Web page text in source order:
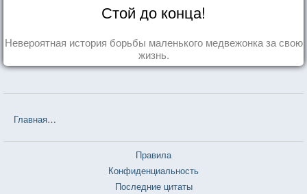
Стой до конца!
Невероятная история борьбы маленького медвежонка за свою
жизнь.
Главная
Правила
Конфиденциальность
Последние цитаты